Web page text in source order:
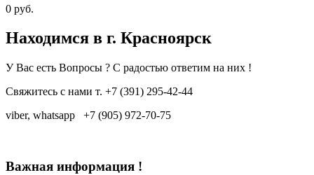
0 руб.
Находимся в г. Красноярск
У Вас есть Вопросы ? С радостью ответим на них !
Свяжитесь с нами т. +7 (391) 295-42-44
viber, whatsapp +7 (905) 972-70-75
Важная информация !